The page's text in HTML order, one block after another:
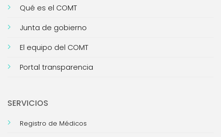
Qué es el COMT
Junta de gobierno
El equipo del COMT
Portal transparencia
SERVICIOS
Registro de Médicos